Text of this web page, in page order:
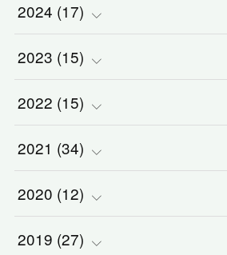
(1)
(1)
(3)
(3)
(5)
(2)
(2)
(1)
(1)
(2)
(3)
(5)
2024 (17)
(2)
(5)
(1)
(5)
(2)
2023 (15)
(3)
(1)
(1)
(2)
2022 (15)
(2)
(2)
(1)
2021 (34)
(2)
(1)
2020 (12)
(1)
2019 (27)